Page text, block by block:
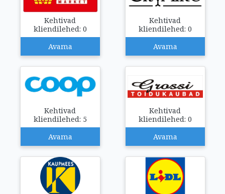
Kehtivad
kliendilehed: 0
Avama
Kehtivad
kliendilehed: 0
Avama
Kehtivad
kliendilehed: 5
Avama
Kehtivad
kliendilehed: 0
Avama